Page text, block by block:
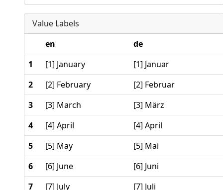
Value Labels
en
de
1
[1] January
[1] Januar
2
[2] February
[2] Februar
3
[3] March
[3] März
4
[4] April
[4] April
5
[5] May
[5] Mai
6
[6] June
[6] Juni
7
[7] July
[7] Juli